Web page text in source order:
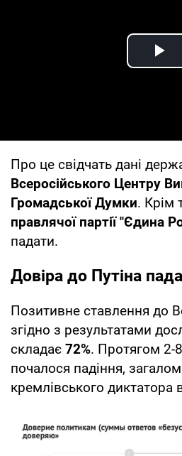
Про це свідчать дані
Всеросійського Центру
Громадської Думки. Крім
правлячої партії "Єдина
падати.
Довіра до Путіна
Позитивне ставлення до
згідно з результатами
складає 72%. Протягом 2-
почалося падіння,
кремлівського диктатора